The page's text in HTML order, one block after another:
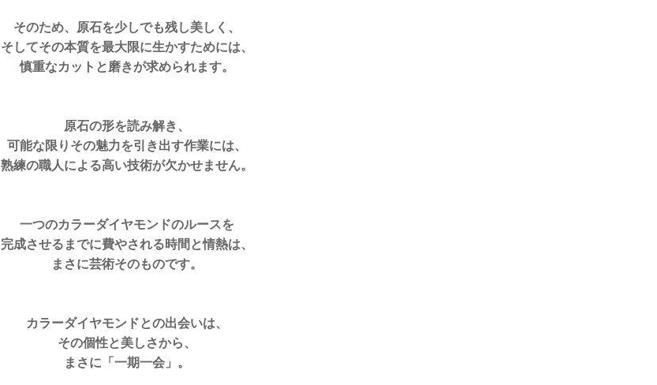
そのため、原石を少しでも残し美しく、
そしてその本質を最大限に生かすためには、
慎重なカットと磨きが求められます。
原石の形を読み解き、
可能な限りその魅力を引き出す作業には、
熟練の職人による高い技術が欠かせません。
一つのカラーダイヤモンドのルースを
完成させるまでに費やされる時間と情熱は、
まさに芸術そのものです。
カラーダイヤモンドとの出会いは、
その個性と美しさから、
まさに「一期一会」。